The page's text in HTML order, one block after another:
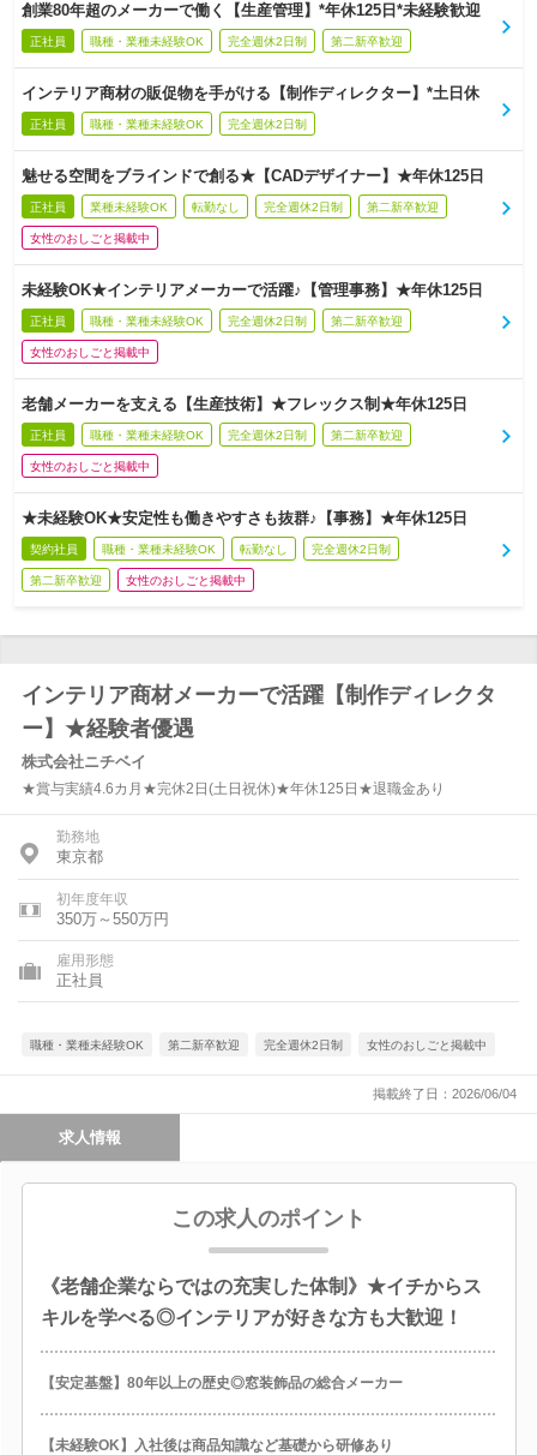
創業80年超のメーカーで働く【生産管理】*年休125日*未経験歓迎
正社員 職種・業種未経験OK 完全週休2日制 第二新卒歓迎
インテリア商材の販促物を手がける【制作ディレクター】*土日休
正社員 職種・業種未経験OK 完全週休2日制
魅せる空間をブラインドで創る★【CADデザイナー】★年休125日
正社員 業種未経験OK 転勤なし 完全週休2日制 第二新卒歓迎
女性のおしごと掲載中
未経験OK★インテリアメーカーで活躍♪【管理事務】★年休125日
正社員 職種・業種未経験OK 完全週休2日制 第二新卒歓迎
女性のおしごと掲載中
老舗メーカーを支える【生産技術】★フレックス制★年休125日
正社員 職種・業種未経験OK 完全週休2日制 第二新卒歓迎
女性のおしごと掲載中
★未経験OK★安定性も働きやすさも抜群♪【事務】★年休125日
契約社員 職種・業種未経験OK 転勤なし 完全週休2日制
第二新卒歓迎 女性のおしごと掲載中
インテリア商材メーカーで活躍【制作ディレクタ
ー】★経験者優遇
株式会社ニチベイ
★賞与実績4.6カ月★完休2日(土日祝休)★年休125日★退職金あり
勤務地
東京都
初年度年収
350万～550万円
雇用形態
正社員
職種・業種未経験OK 第二新卒歓迎 完全週休2日制 女性のおしごと掲載中
掲載終了日：2026/06/04
求人情報
この求人のポイント
《老舗企業ならではの充実した体制》★イチからス
キルを学べる◎インテリアが好きな方も大歓迎！
【安定基盤】80年以上の歴史◎窓装飾品の総合メーカー
【未経験OK】入社後は商品知識など基礎から研修あり